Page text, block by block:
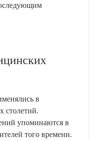
в
столетий.
упоминаются в
того времени.